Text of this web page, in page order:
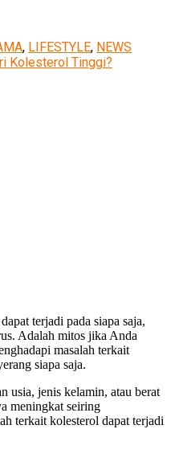
, LIFESTYLE, NEWS
terjadi pada siapa saja,
Adalah mitos jika Anda
masalah terkait
siapa saja.
usia, jenis kelamin, atau berat
meningkat seiring
terkait kolesterol dapat terjadi